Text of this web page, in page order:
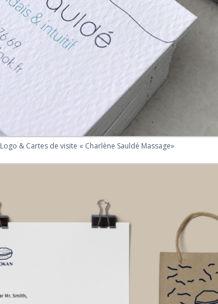
Logo & Cartes de visite « Charlène Sauldé Massage»